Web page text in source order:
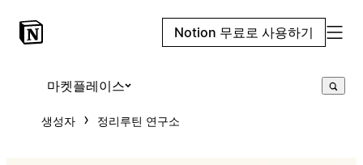
Notion 무료로 사용하기
마켓플레이스
생성자 정리루틴 연구소